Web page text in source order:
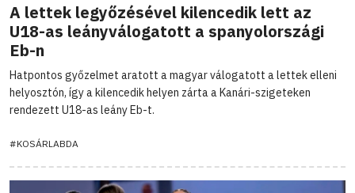
A lettek legyőzésével kilencedik lett az
U18-as leányválogatott a spanyolországi
Eb-n
Hatpontos győzelmet aratott a magyar válogatott a lettek elleni
helyosztón, így a kilencedik helyen zárta a Kanári-szigeteken
rendezett U18-as leány Eb-t.
#KOSÁRLABDA